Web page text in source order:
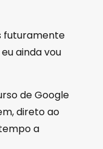
futuramente
ainda vou
de Google
direto ao
a